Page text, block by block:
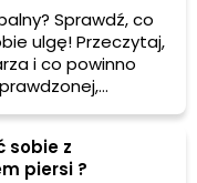
Sprawdź, co
ulgę! Przeczytaj,
i co powinno
nasze mamy i
sobie z
piersi ?